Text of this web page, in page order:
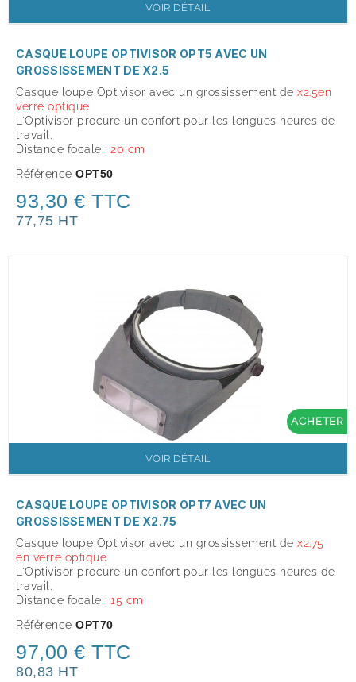
VOIR DÉTAIL
CASQUE LOUPE OPTIVISOR OPT5 AVEC UN
GROSSISSEMENT DE X2.5
Casque loupe Optivisor avec un grossissement de x2.5en
verre optique
L'Optivisor procure un confort pour les longues heures de
travail.
Distance focale : 20 cm
Référence OPT50
93,30 € TTC
77,75 HT
ACHETER
VOIR DÉTAIL
CASQUE LOUPE OPTIVISOR OPT7 AVEC UN
GROSSISSEMENT DE X2.75
Casque loupe Optivisor avec un grossissement de x2.75
en verre optique
L'Optivisor procure un confort pour les longues heures de
travail.
Distance focale : 15 cm
Référence OPT70
97,00 € TTC
80,83 HT